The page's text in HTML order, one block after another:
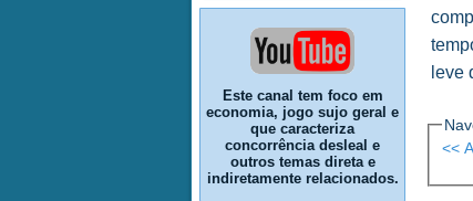
Este canal tem foco em
economia, jogo sujo geral e
que caracteriza
concorrência desleal e
outros temas direta e
indiretamente relacionados.
leve
<<